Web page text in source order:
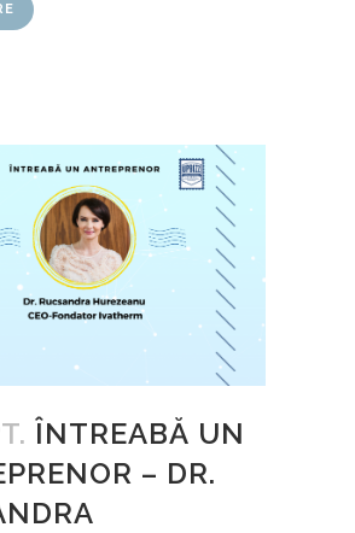
ÎNTREABĂ UN
– DR.